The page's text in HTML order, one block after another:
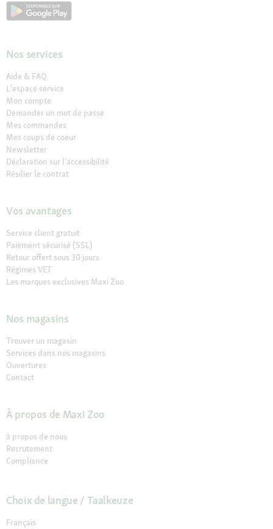
Nos services
Aide & FAQ
L'espace service
Mon compte
Demander un mot de passe
Mes commandes
Mes coups de coeur
Newsletter
Déclaration sur l’accessibilité
Résilier le contrat
Vos avantages
Service client gratuit
Paiement sécurisé (SSL)
Retour offert sous 30 jours
Régimes VET
Les marques exclusives Maxi Zoo
Nos magasins
Trouver un magasin
Services dans nos magasins
Ouvertures
Contact
À propos de Maxi Zoo
à propos de nous
Recrutement
Compliance
Choix de langue / Taalkeuze
Français